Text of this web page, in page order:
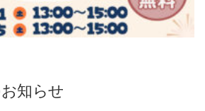
知らせ